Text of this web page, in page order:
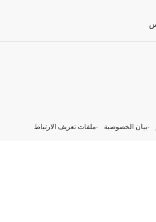
بيان الخصوصية ملفات تعريف الارتباط